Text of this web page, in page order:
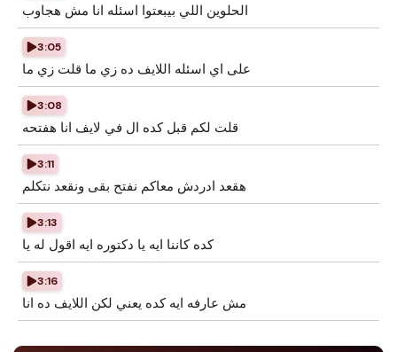
الحلوين اللي بيبعتوا اسئله انا مش هجاوب
3:05
على اي اسئله اللايف ده زي ما قلت زي ما
3:08
قلت لكم قبل كده ال في لايف انا هفتحه
3:11
هقعد ادردش معاكم نفتح بقى ونقعد نتكلم
3:13
كده كاننا ايه يا دكتوره ايه اقول له يا
3:16
مش عارفه ايه كده يعني لكن اللايف ده انا